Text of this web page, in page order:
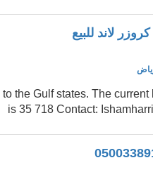
the Gulf states. The current
is 35 718 Contact: